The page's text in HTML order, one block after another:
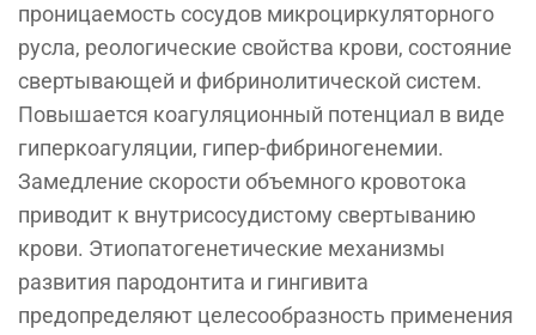
проницаемость сосудов микроциркуляторного
русла, реологические свойства крови, состояние
свертывающей и фибринолитической систем.
Повышается коагуляционный потенциал в виде
гиперкоагуляции, гипер-фибриногенемии.
Замедление скорости объемного кровотока
приводит к внутрисосудистому свертыванию
крови. Этиопатогенетические механизмы
развития пародонтита и гингивита
предопределяют целесообразность применения